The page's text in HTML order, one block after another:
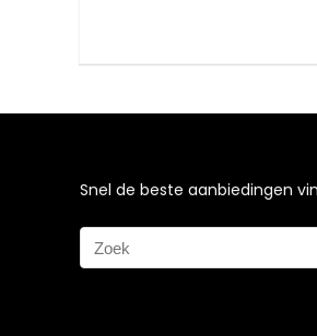
Snel de beste aanbiedingen